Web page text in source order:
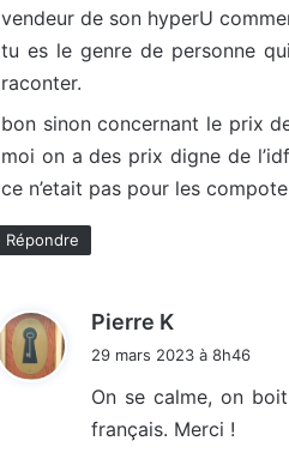
:
vendeur de son hyperU
tu es le genre de personne
raconter.
bon sinon concernant le prix
moi on a des prix digne de
ce n’etait pas pour les
Répondre
Pierre K
:
29 mars 2023 à 8h46
On se calme, on
français. Merci !